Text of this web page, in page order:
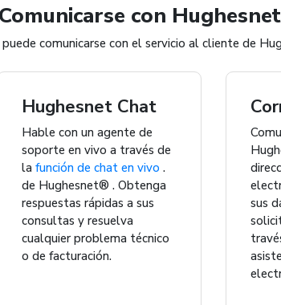
con
comunicarse con el servicio al cliente de
Hughesnet Chat
Hable con un agente de
soporte en vivo a través de
la función de chat en vivo .
de Hughesnet® . Obtenga
respuestas rápidas a sus
consultas y resuelva
cualquier problema técnico
o de facturación.
sus